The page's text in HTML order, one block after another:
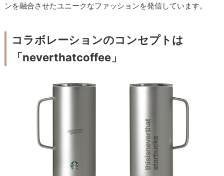
ンを融合させたユニークなファッションを発信しています。
コラボレーションのコンセプトは
「neverthatcoffee」